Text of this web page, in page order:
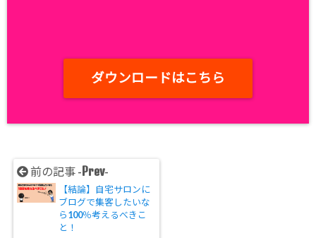
ダウンロードはこちら
前の記事 - Prev-
【結論】自宅サロンに
ブログで集客したいな
ら100％考えるべきこ
と！